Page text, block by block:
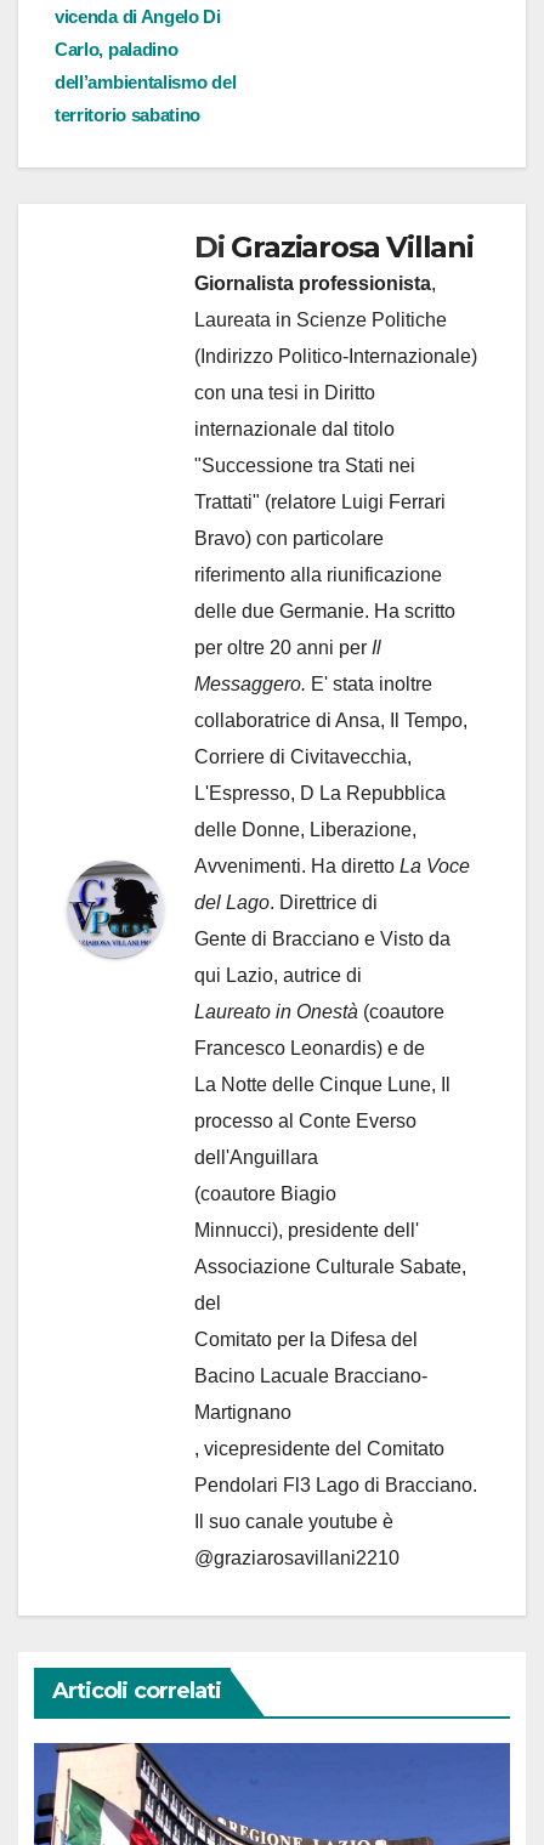
vicenda di Angelo Di
Carlo, paladino
dell’ambientalismo del
territorio sabatino
Di Graziarosa Villani
Giornalista professionista,
Laureata in Scienze Politiche
(Indirizzo Politico-Internazionale)
con una tesi in Diritto
internazionale dal titolo
"Successione tra Stati nei
Trattati" (relatore Luigi Ferrari
Bravo) con particolare
riferimento alla riunificazione
delle due Germanie. Ha scritto
per oltre 20 anni per Il
Messaggero. E' stata inoltre
collaboratrice di Ansa, Il Tempo,
Corriere di Civitavecchia,
L'Espresso, D La Repubblica
delle Donne, Liberazione,
Avvenimenti. Ha diretto La Voce
del Lago. Direttrice di
Gente di Bracciano e Visto da
qui Lazio, autrice di
Laureato in Onestà (coautore
Francesco Leonardis) e de
La Notte delle Cinque Lune, Il
processo al Conte Everso
dell'Anguillara
(coautore Biagio
Minnucci), presidente dell'
Associazione Culturale Sabate,
del
Comitato per la Difesa del
Bacino Lacuale Bracciano-
Martignano
, vicepresidente del Comitato
Pendolari Fl3 Lago di Bracciano.
Il suo canale youtube è
@graziarosavillani2210
Articoli correlati